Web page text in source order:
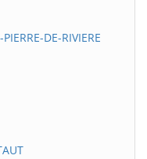
DE-RIVIERE